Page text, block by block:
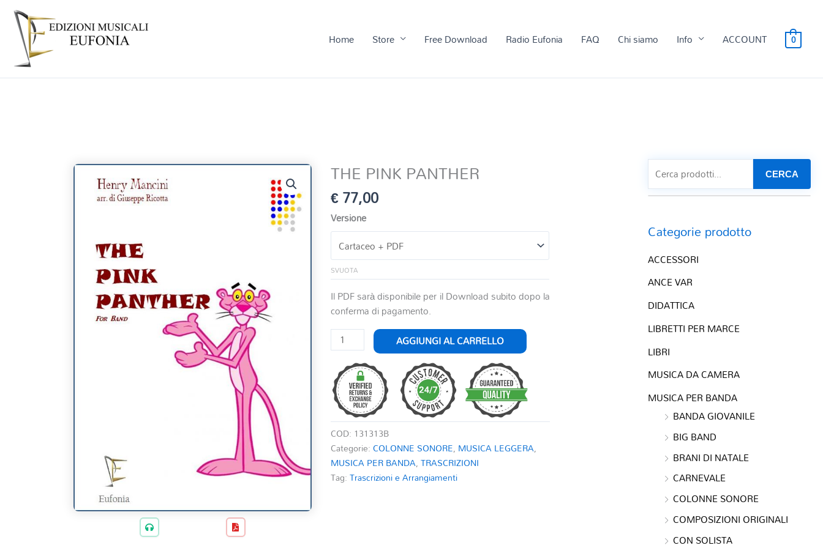
Home Store Free Download Radio Eufonia FAQ Chi siamo Info ACCOUNT 0
THE PINK PANTHER
€77,00
Versione
SVUOTA
Il PDF sarà disponibile per il Download subito dopo la
conferma di pagamento.
THE
PINK
PANTHER
quantità
AGGIUNGI AL CARRELLO
COD: 131313B
Categorie:COLONNE SONORE, MUSICA LEGGERA,
MUSICA PER BANDA,TRASCRIZIONI
Tag:Trascrizioni e Arrangiamenti
CERCA
Categorie prodotto
ACCESSORI
ANCE VAR
DIDATTICA
LIBRETTI PER MARCE
LIBRI
MUSICA DA CAMERA
MUSICA PER BANDA
BANDA GIOVANILE
BIG BAND
BRANI DI NATALE
CARNEVALE
COLONNE SONORE
COMPOSIZIONI ORIGINALI
CON SOLISTA